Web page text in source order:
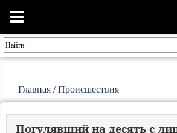
Главная /Происшествия
Погулявший на десять с